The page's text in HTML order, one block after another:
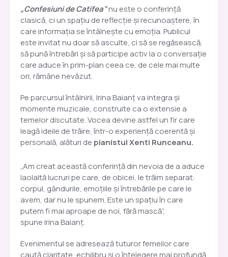
„Confesiuni de Catifea”nu este o conferință
clasică, ci un spațiu de reflecție și recunoaștere, în
care informația se întâlnește cu emoția. Publicul
este invitat nu doar să asculte, ci să se regăsească,
să pună întrebări și să participe activ la o conversație
care aduce în prim-plan ceea ce, de cele mai multe
ori, rămâne nevăzut.
Pe parcursul întâlnirii, Irina Baianț va integra și
momente muzicale, construite ca o extensie a
temelor discutate. Vocea devine astfel un fir care
leagă ideile de trăire, într-o experiență coerentă și
personală, alături de pianistul Xenti Runceanu.
„Am creat această conferință din nevoia de a aduce
laolaltă lucruri pe care, de obicei, le trăim separat:
corpul, gândurile, emoțiile și întrebările pe care le
avem, dar nu le spunem. Este un spațiu în care
putem fi mai aproape de noi, fără mască”,
spune Irina Baianț.
Evenimentul se adresează tuturor femeilor care